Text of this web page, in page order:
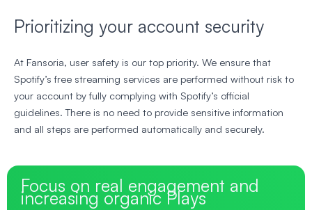
Prioritizing your account security
At Fansoria, user safety is our top priority. We ensure that
Spotify’s free streaming services are performed without risk to
your account by fully complying with Spotify’s official
guidelines. There is no need to provide sensitive information
and all steps are performed automatically and securely.
Focus on real engagement and
increasing organic Plays